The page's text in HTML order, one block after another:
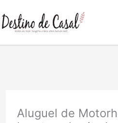
para
o
Aluguel de